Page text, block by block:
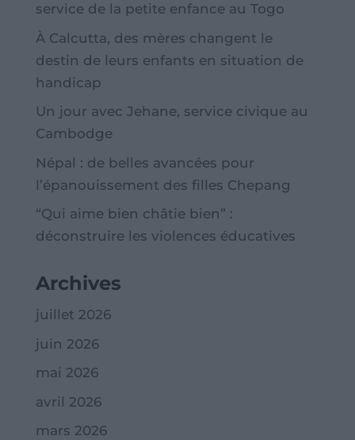
service de la petite enfance au Togo
À Calcutta, des mères changent le
destin de leurs enfants en situation de
handicap
Un jour avec Jehane, service civique au
Cambodge
Népal : de belles avancées pour
l’épanouissement des filles Chepang
“Qui aime bien châtie bien” :
déconstruire les violences éducatives
Archives
juillet 2026
juin 2026
mai 2026
avril 2026
mars 2026